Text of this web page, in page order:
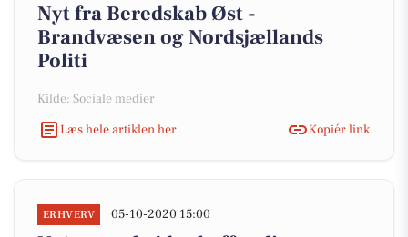
Nyt fra Beredskab Øst -
Brandvæsen og Nordsjællands
Politi
Kilde: Sociale medier
Læs hele artiklen her
Kopiér link
ERHVERV 05-10-2020 15:00